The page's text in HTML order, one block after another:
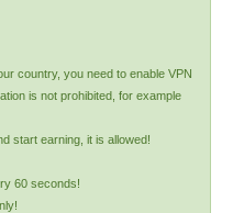
country, you need to enable VPN
is not prohibited, for example
start earning, it is allowed!
60 seconds!